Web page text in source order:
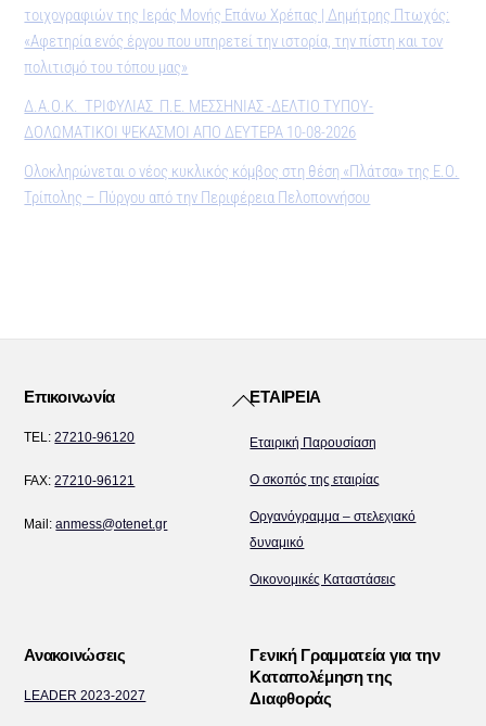
τοιχογραφιών της Ιεράς Μονής Επάνω Χρέπας | Δημήτρης Πτωχός:
«Αφετηρία ενός έργου που υπηρετεί την ιστορία, την πίστη και τον
πολιτισμό του τόπου μας»
Δ.Α.Ο.Κ. ΤΡΙΦΥΛΙΑΣ Π.Ε. ΜΕΣΣΗΝΙΑΣ -ΔΕΛΤΙΟ ΤΥΠΟΥ-
ΔΟΛΩΜΑΤΙΚΟΙ ΨΕΚΑΣΜΟΙ ΑΠΟ ΔΕΥΤΕΡΑ 10-08-2026
Ολοκληρώνεται ο νέος κυκλικός κόμβος στη θέση «Πλάτσα» της Ε.Ο.
Τρίπολης – Πύργου από την Περιφέρεια Πελοποννήσου
Back
Top
Επικοινωνία
TEL:27210-96120
FAX:27210-96121
Mail:anmess@otenet.gr
ΕΤΑΙΡΕΙΑ
Εταιρική Παρουσίαση
Ο σκοπός της εταιρίας
Οργανόγραμμα – στελεχιακό
δυναμικό
Οικονομικές Καταστάσεις
Ανακοινώσεις
LEADER 2023-2027
Γενική Γραμματεία για την
Καταπολέμηση της
Διαφθοράς